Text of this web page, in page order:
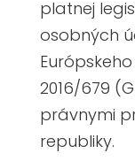
platnej
osobných
2016/679
právnymi
republiky.